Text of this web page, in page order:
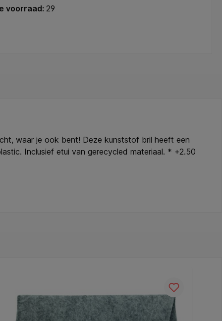
voorraad: 29
waar je ook bent! Deze kunststof bril heeft een
Inclusief etui van gerecycled materiaal. * +2.50